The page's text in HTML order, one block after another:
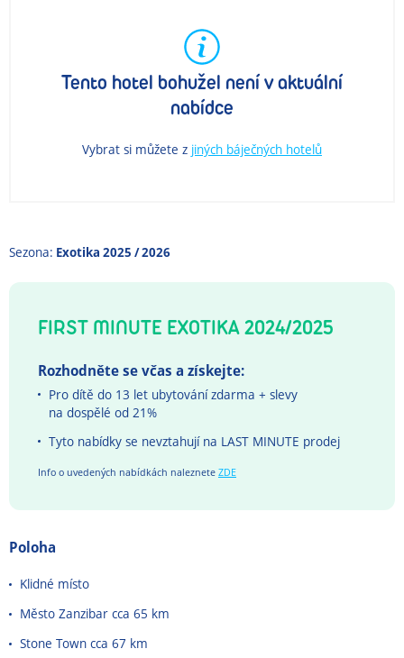
Tento hotel bohužel není v aktuální
nabídce
Vybrat si můžete z jiných báječných hotelů
Sezona: Exotika 2025 / 2026
FIRST MINUTE EXOTIKA 2024/2025
Rozhodněte se včas a získejte:
Pro dítě do 13 let ubytování zdarma + slevy
na dospělé od 21%
Tyto nabídky se nevztahují na LAST MINUTE prodej
Info o uvedených nabídkách naleznete ZDE
Poloha
Klidné místo
Město Zanzibar cca 65 km
Stone Town cca 67 km